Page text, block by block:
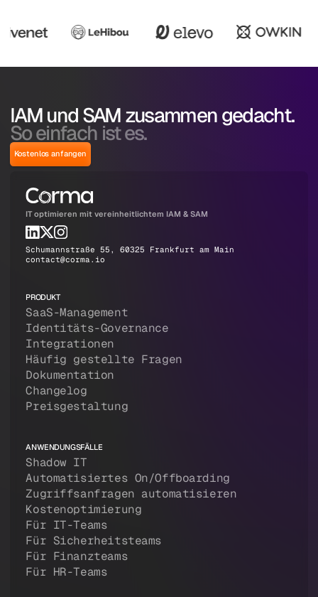
IAM und SAM zusammen gedacht.
So einfach ist es.
Kostenlos anfangen
IT optimieren mit vereinheitlichtem IAM & SAM
Schumannstraße 55, 60325 Frankfurt am Main
contact@corma.io
PRODUKT
SaaS-Management
Identitäts-Governance
Integrationen
Häufig gestellte Fragen
Dokumentation
Changelog
Preisgestaltung
ANWENDUNGSFÄLLE
Shadow IT
Automatisiertes On/Offboarding
Zugriffsanfragen automatisieren
Kostenoptimierung
Für IT-Teams
Für Sicherheitsteams
Für Finanzteams
Für HR-Teams